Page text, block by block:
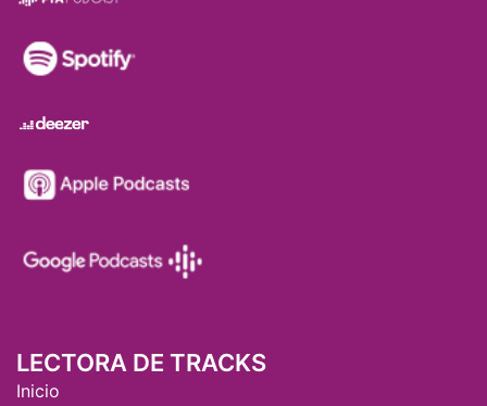
LECTORA DE TRACKS
Inicio